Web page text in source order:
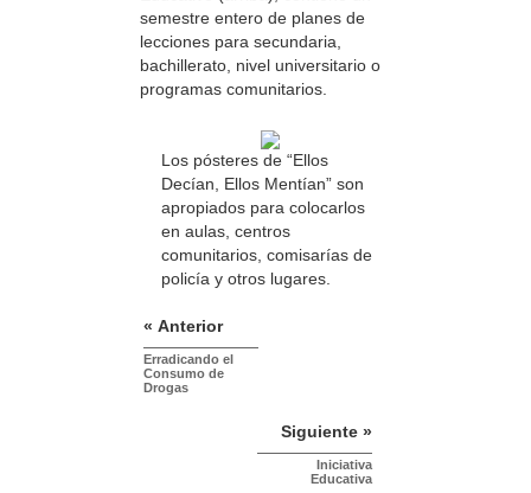
semestre entero de planes de
lecciones para secundaria,
bachillerato, nivel universitario o
programas comunitarios.
Los pósteres de “Ellos
Decían, Ellos Mentían” son
apropiados para colocarlos
en aulas, centros
comunitarios, comisarías de
policía y otros lugares.
« Anterior
Erradicando el
Consumo de
Drogas
Siguiente »
Iniciativa
Educativa